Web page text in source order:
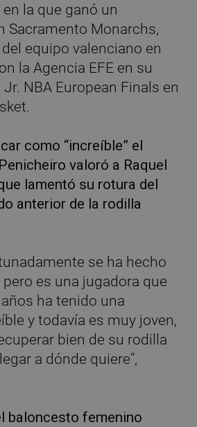
la que ganó un
Sacramento Monarchs,
equipo valenciano en
la Agencia EFE en su
NBA European Finals en
como “increíble” el
valoró a Raquel
lamentó su rotura del
anterior de la rodilla
se ha hecho
es una jugadora que
ha tenido una
y todavía es muy joven,
bien de su rodilla
a dónde quiere”,
baloncesto femenino